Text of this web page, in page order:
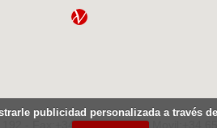
- Fax:+34.914.119.207 -
publicidad personalizada a través